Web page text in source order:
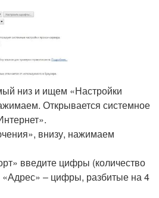
низ и ищем «Настройки
Открывается системное
внизу, нажимаем
введите цифры (количество
«Адрес» ‒ цифры, разбитые на 4